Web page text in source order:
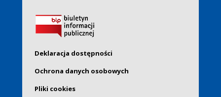
Deklaracja dostępności
Ochrona danych osobowych
Pliki cookies